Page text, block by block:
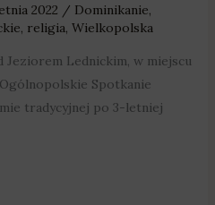
2022 / Dominikanie,
, religia, Wielkopolska
Jeziorem Lednickim, w miejscu
Spotkanie
tradycyjnej po 3-letniej